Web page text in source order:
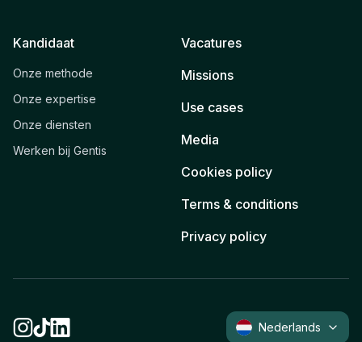
Kandidaat
Onze methode
Onze expertise
Onze diensten
Werken bij Gentis
Vacatures
Missions
Use cases
Media
Cookies policy
Terms & conditions
Privacy policy
Nederlands